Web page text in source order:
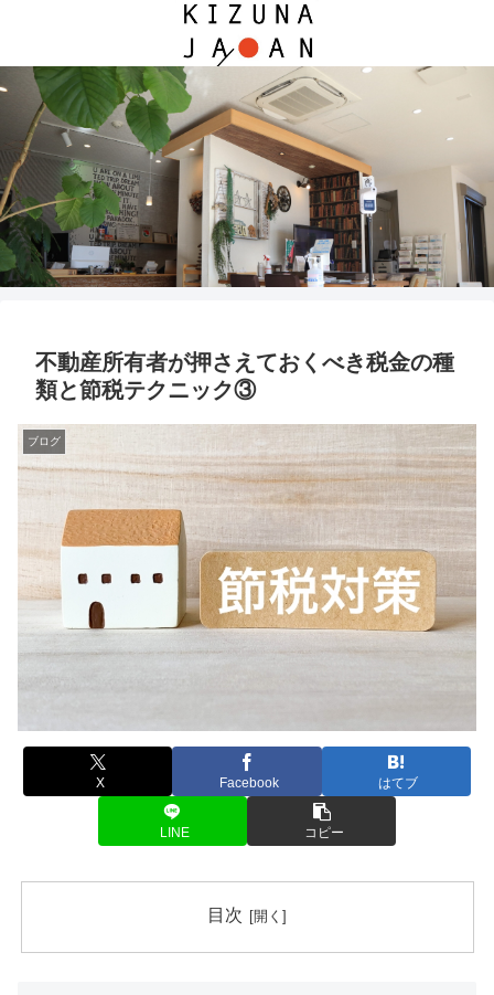
不動産所有者が押さえておくべき税金の種
類と節税テクニック③
ブログ
X Facebook はてブ
LINE コピー
目次